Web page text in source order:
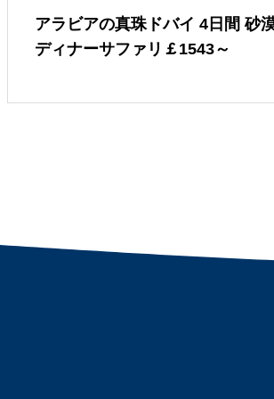
アラビアの真珠ドバイ 4日間 砂
ディナーサファリ￡1543～